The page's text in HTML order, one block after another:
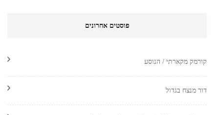
פוסטים אחרונים
קורמק מקארתי / הנוסע
דור מנצח בגדול